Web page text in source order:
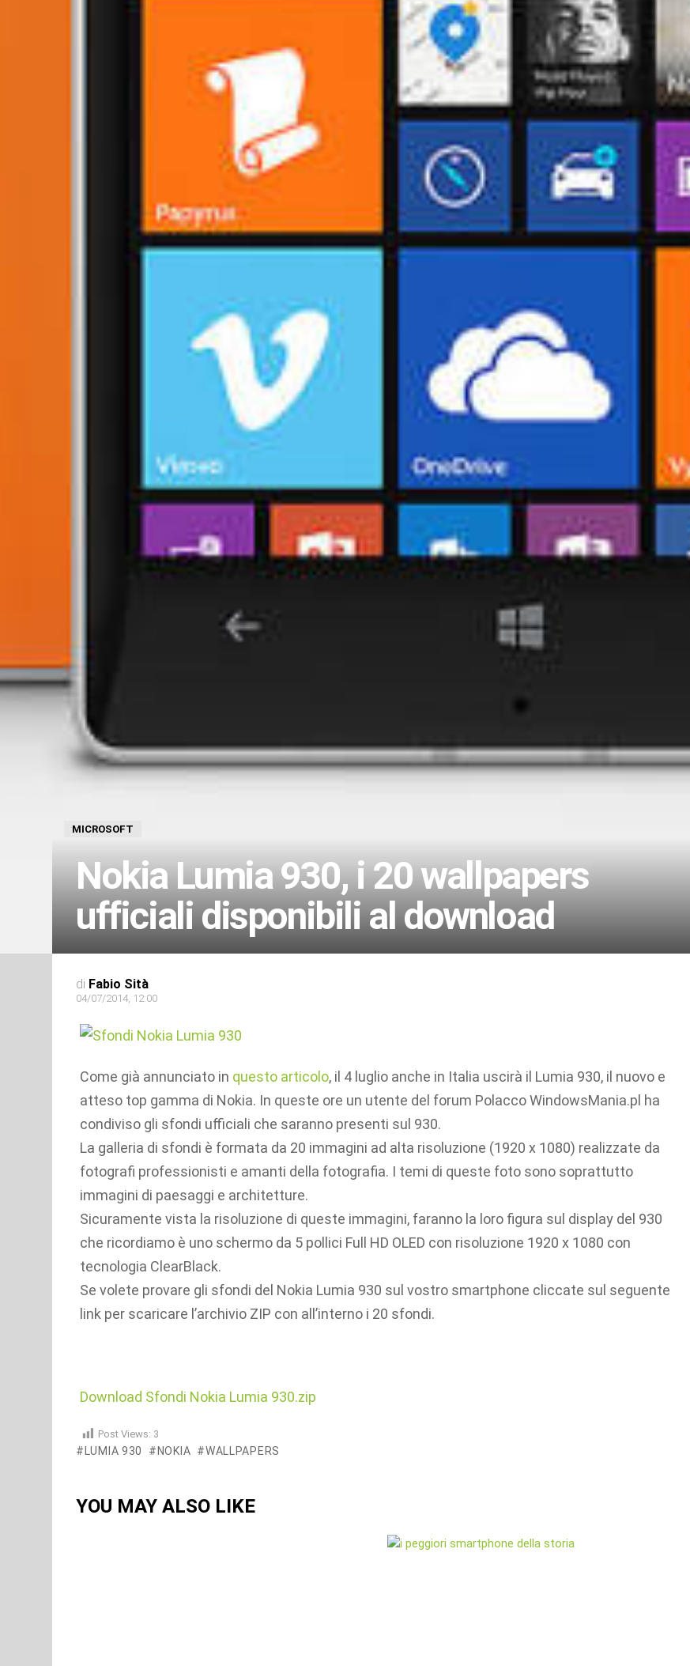
MICROSOFT
Nokia Lumia 930, i 20 wallpapers
ufficiali disponibili al download
di Fabio Sità
04/07/2014, 12:00
Come già annunciato in questo articolo, il 4 luglio anche in Italia uscirà il Lumia 930, il nuovo e
atteso top gamma di Nokia. In queste ore un utente del forum Polacco WindowsMania.pl ha
condiviso gli sfondi ufficiali che saranno presenti sul 930.
La galleria di sfondi è formata da 20 immagini ad alta risoluzione (1920 x 1080) realizzate da
fotografi professionisti e amanti della fotografia. I temi di queste foto sono soprattutto
immagini di paesaggi e architetture.
Sicuramente vista la risoluzione di queste immagini, faranno la loro figura sul display del 930
che ricordiamo è uno schermo da 5 pollici Full HD OLED con risoluzione 1920 x 1080 con
tecnologia ClearBlack.
Se volete provare gli sfondi del Nokia Lumia 930 sul vostro smartphone cliccate sul seguente
link per scaricare l’archivio ZIP con all’interno i 20 sfondi.
Download Sfondi Nokia Lumia 930.zip
Post Views: 3
LUMIA 930 NOKIA WALLPAPERS
YOU MAY ALSO LIKE